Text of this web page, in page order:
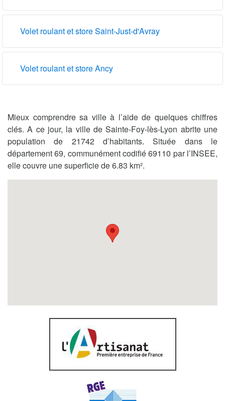
Volet roulant et store Saint-Just-d'Avray
Volet roulant et store Ancy
Mieux comprendre sa ville à l’aide de quelques chiffres
clés. A ce jour, la ville de Sainte-Foy-lès-Lyon abrite une
population de 21742 d’habitants. Située dans le
département 69, communément codifié 69110 par l’INSEE,
elle couvre une superficie de 6.83 km².